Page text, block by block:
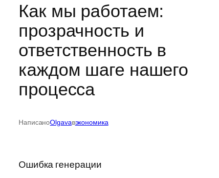
Как мы работаем:
прозрачность и
ответственность в
каждом шаге нашего
процесса
НаписаноOlgavaвэкономика
Ошибка генерации